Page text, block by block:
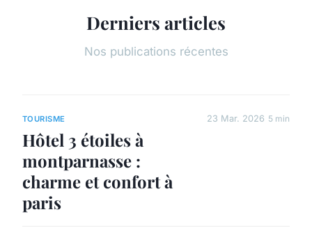
Derniers articles
Nos publications récentes
TOURISME
Hôtel 3 étoiles à
montparnasse :
charme et confort à
paris
23 Mar. 2026 5 min